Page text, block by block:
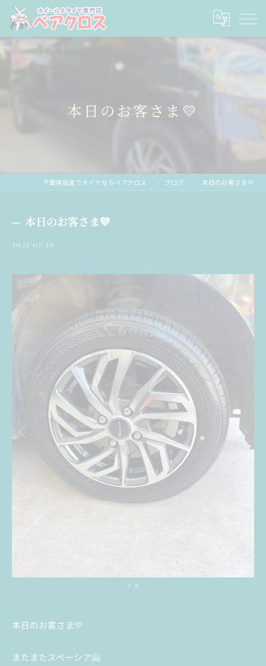
本日のお客さま💛
千葉県佐倉でタイヤならベアクロス ブログ 本日のお客さま💛
本日のお客さま💛
2023/07/29
本日のお客さま💛
またまたスペーシア🤗